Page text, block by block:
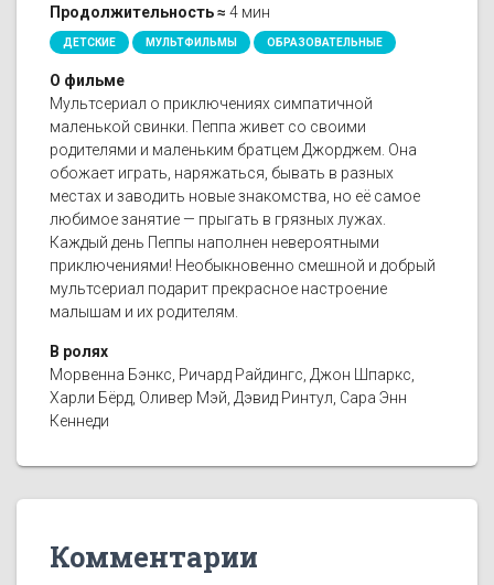
Продолжительность ≈ 4 мин
ДЕТСКИЕ МУЛЬТФИЛЬМЫ ОБРАЗОВАТЕЛЬНЫЕ
О фильме
Мультсериал о приключениях симпатичной
маленькой свинки. Пеппа живет со своими
родителями и маленьким братцем Джорджем. Она
обожает играть, наряжаться, бывать в разных
местах и заводить новые знакомства, но её самое
любимое занятие — прыгать в грязных лужах.
Каждый день Пеппы наполнен невероятными
приключениями! Необыкновенно смешной и добрый
мультсериал подарит прекрасное настроение
малышам и их родителям.
В ролях
Морвенна Бэнкс, Ричард Райдингс, Джон Шпаркс,
Харли Бёрд, Оливер Мэй, Дэвид Ринтул, Сара Энн
Кеннеди
Комментарии